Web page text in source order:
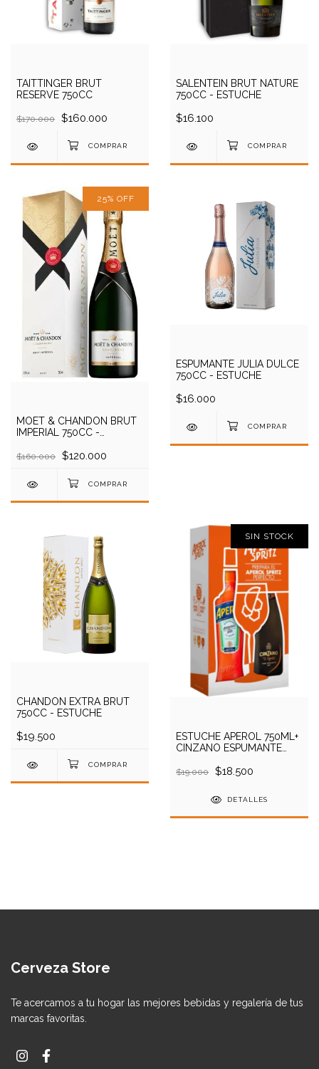
TAITTINGER BRUT
RESERVE 750CC
$170.000 $160.000
SALENTEIN BRUT NATURE
750CC - ESTUCHE
$16.100
25% OFF
MOET & CHANDON BRUT
IMPERIAL 750CC -
$160.000 $120.000
ESPUMANTE JULIA DULCE
750CC - ESTUCHE
$16.000
CHANDON EXTRA BRUT
750CC - ESTUCHE
$19.500
SIN STOCK
ESTUCHE APEROL 750ML+
CINZANO ESPUMANTE
$19.000 $18.500
DETALLES
Cerveza Store
Te acercamos a tu hogar las mejores bebidas y regalería de tus
marcas favoritas.